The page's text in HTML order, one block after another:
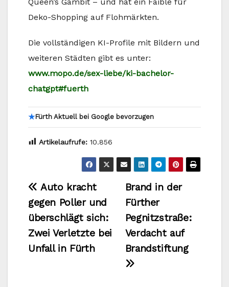
Queen’s Gambit – und hat ein Faible für
Deko-Shopping auf Flohmärkten.
Die vollständigen KI-Profile mit Bildern und
weiteren Städten gibt es unter:
www.mopo.de/sex-liebe/ki-bachelor-
chatgpt#fuerth
★Fürth Aktuell bei Google bevorzugen
Artikelaufrufe: 10.856
Beitragsnavigation
Brand in der
Fürther
Pegnitzstraße:
Verdacht auf
Brandstiftung
Auto kracht
gegen Poller und
überschlägt sich:
Zwei Verletzte bei
Unfall in Fürth